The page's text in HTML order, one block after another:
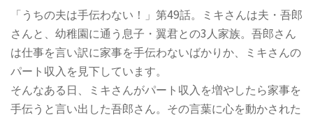
「うちの夫は手伝わない！」第49話。ミキさんは夫・吾郎
さんと、幼稚園に通う息子・翼君との3人家族。吾郎さん
は仕事を言い訳に家事を手伝わないばかりか、ミキさんの
パート収入を見下しています。
そんなある日、ミキさんがパート収入を増やしたら家事を
手伝うと言い出した吾郎さん。その言葉に心を動かされた